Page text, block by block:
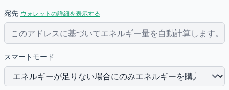
宛先 ウォレットの詳細を表示する
スマートモード